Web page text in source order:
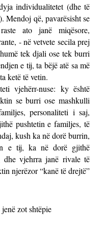
individualitetet (dhe të
Mendoj që, pavarësisht se
ato janë miqësore,
- në vetvete secila prej
tek djali ose tek burri
e tij, ta bëjë atë sa më
ketë të vetin.
vjehërr-nuse: ky është
se burri ose mashkulli
personaliteti i saj,
pushtetin e familjes, të
kush ka në dorë burrin,
e tij, ka në dorë gjithë
dhe vjehrra janë rivale të
njerëzor “kanë të drejtë”
zot shtëpie